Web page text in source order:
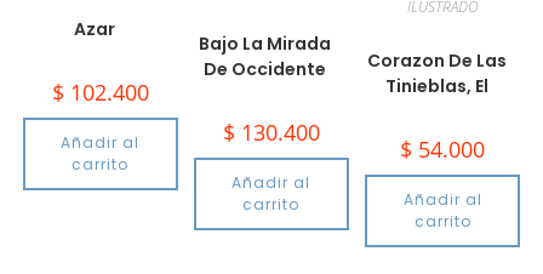
Azar
$ 102.400
Añadir al
carrito
Bajo La Mirada
De Occidente
$ 130.400
Añadir al
carrito
ILUSTRADO
Corazon De Las
Tinieblas, El
$ 54.000
Añadir al
carrito